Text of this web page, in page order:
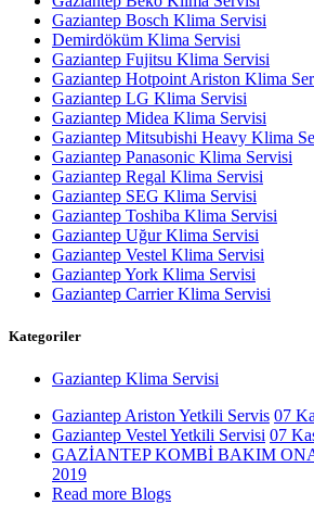
Gaziantep Bosch Klima Servisi
Demirdöküm Klima Servisi
Gaziantep Fujitsu Klima Servisi
Gaziantep Hotpoint Ariston Klima
Gaziantep LG Klima Servisi
Gaziantep Midea Klima Servisi
Gaziantep Mitsubishi Heavy Klima
Gaziantep Panasonic Klima Servisi
Gaziantep Regal Klima Servisi
Gaziantep SEG Klima Servisi
Gaziantep Toshiba Klima Servisi
Gaziantep Uğur Klima Servisi
Gaziantep Vestel Klima Servisi
Gaziantep York Klima Servisi
Gaziantep Carrier Klima Servisi
Kategoriler
Gaziantep Klima Servisi
Gaziantep Ariston Yetkili Servis 07
Gaziantep Vestel Yetkili Servisi 07
GAZİANTEP KOMBİ BAKIM
2019
Read more Blogs